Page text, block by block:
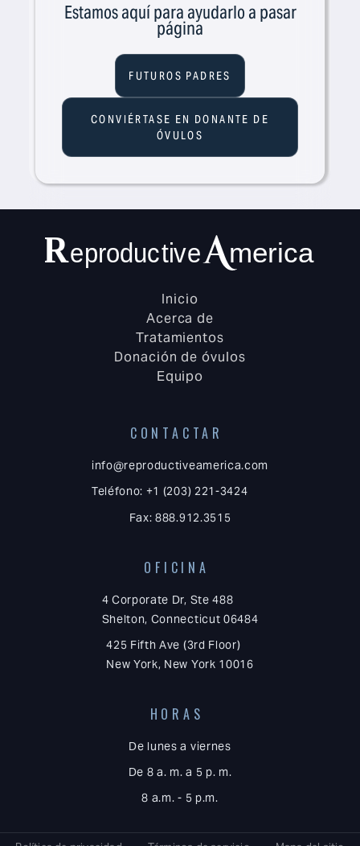
Estamos aquí para ayudarlo a pasar
página
FUTUROS PADRES
CONVIÉRTASE EN DONANTE DE
ÓVULOS
Inicio
Acerca de
Tratamientos
Donación de óvulos
Equipo
CONTACTAR
info@reproductiveamerica.com
Teléfono: +1 (203) 221-3424
Fax: 888.912.3515
OFICINA
4 Corporate Dr, Ste 488
Shelton, Connecticut 06484
425 Fifth Ave (3rd Floor)
New York, New York 10016
HORAS
De lunes a viernes
De 8 a. m. a 5 p. m.
8 a.m. - 5 p.m.